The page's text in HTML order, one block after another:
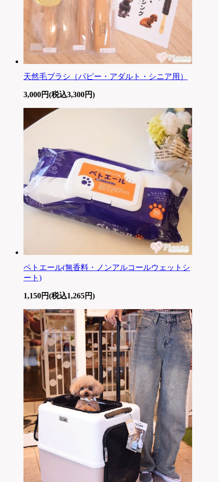
天然毛ブラシ（パピー・アダルト・シニア用）
3,000円(税込3,300円)
ペトエール(無香料・ノンアルコールウェットシ
ート)
1,150円(税込1,265円)